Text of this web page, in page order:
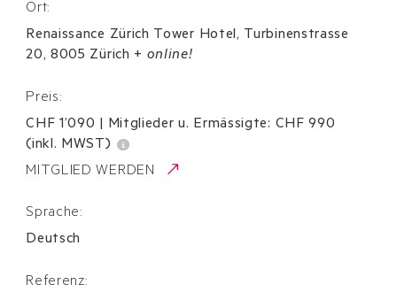
Ort:
Renaissance Zürich Tower Hotel, Turbinenstrasse
20, 8005 Zürich + online!
Preis:
CHF 1’090
Mitglieder u. Ermässigte: CHF990
(inkl. MWST)
MITGLIED WERDEN
Sprache:
Deutsch
Referenz: